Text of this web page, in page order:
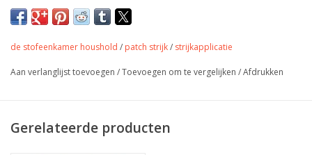
de stofeenkamer houshold / patch strijk/ strijkapplicatie
Aan verlanglijst toevoegen /Toevoegen om te vergelijken /Afdrukken
Gerelateerde producten